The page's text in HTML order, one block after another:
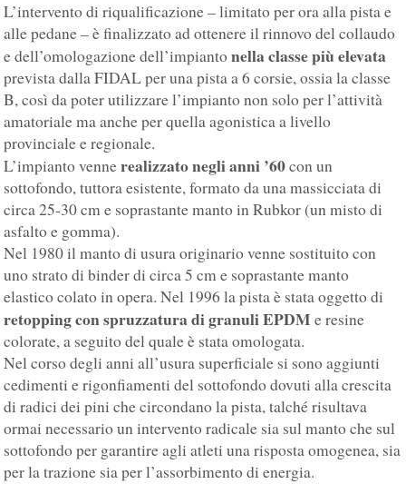
L’intervento di riqualificazione – limitato per ora alla pista e
alle pedane – è finalizzato ad ottenere il rinnovo del collaudo
e dell’omologazione dell’impiantonella classe più elevata
prevista dalla FIDAL per una pista a 6 corsie, ossia la classe
B, così da poter utilizzare l’impianto non solo per l’attività
amatoriale ma anche per quella agonistica a livello
provinciale e regionale.
L’impianto vennerealizzato negli anni ’60con un
sottofondo, tuttora esistente, formato da una massicciata di
circa 25-30 cm e soprastante manto in Rubkor (un misto di
asfalto e gomma).
Nel 1980 il manto di usura originario venne sostituito con
uno strato di binder di circa 5 cm e soprastante manto
elastico colato in opera. Nel 1996 la pista è stata oggetto di
retopping con spruzzatura di granuli EPDM e resine
colorate, a seguito del quale è stata omologata.
Nel corso degli anni all’usura superficiale si sono aggiunti
cedimenti e rigonfiamenti del sottofondo dovuti alla crescita
di radici dei pini che circondano la pista, talché risultava
ormai necessario un intervento radicale sia sul manto che sul
sottofondo per garantire agli atleti una risposta omogenea, sia
per la trazione sia per l’assorbimento di energia.